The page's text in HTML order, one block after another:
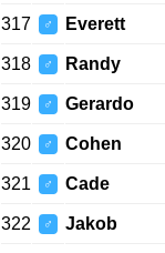
317 ♂ Everett
318 ♂ Randy
319 ♂ Gerardo
320 ♂ Cohen
321 ♂ Cade
322 ♂ Jakob